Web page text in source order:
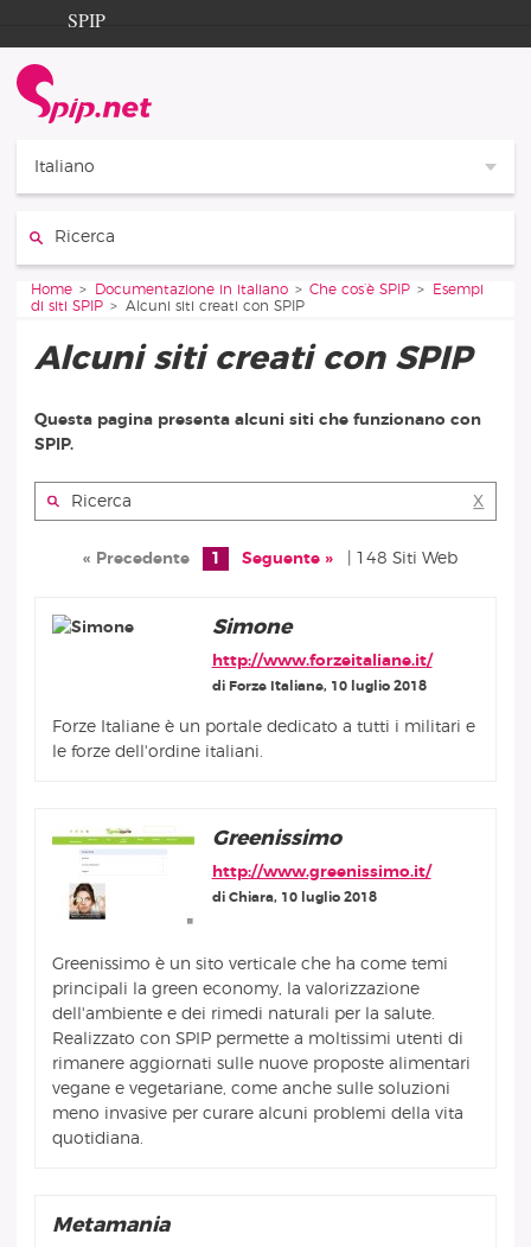
Aller au contenu
Aller à la navigation
SPIP
Documentation
Contribution
Italiano
Vous êtes ici :
Home Documentazione in italiano Che cos’è SPIP
Esempi
di siti SPIP
Alcuni siti creati con SPIP
Alcuni siti creati con SPIP
Questa pagina presenta alcuni siti che funzionano con
SPIP.
Cerca: X
« Precedente 1 Seguente » | 148 Siti Web
Simone
http://www.forzeitaliane.it/
di Forze Italiane, 10 luglio 2018
Forze Italiane è un portale dedicato a tutti i militari e
le forze dell'ordine italiani.
Greenissimo
http://www.greenissimo.it/
di Chiara, 10 luglio 2018
Greenissimo è un sito verticale che ha come temi
principali la green economy, la valorizzazione
dell'ambiente e dei rimedi naturali per la salute.
Realizzato con SPIP permette a moltissimi utenti di
rimanere aggiornati sulle nuove proposte alimentari
vegane e vegetariane, come anche sulle soluzioni
meno invasive per curare alcuni problemi della vita
quotidiana.
Metamania